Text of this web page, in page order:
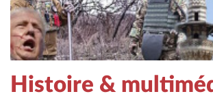
Histoire &